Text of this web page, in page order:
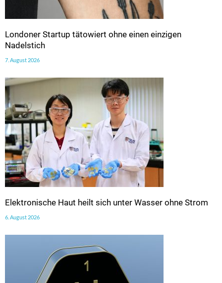
Londoner Startup tätowiert ohne einen einzigen
Nadelstich
7. August 2026
Elektronische Haut heilt sich unter Wasser ohne Strom
6. August 2026